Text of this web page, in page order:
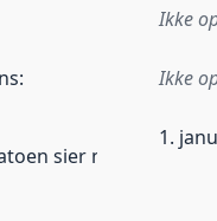
Ikke
: Ikke
sier når dataene
1.